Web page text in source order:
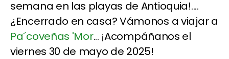
semana en las playas de Antioquia!....
¿Encerrado en casa? Vámonos a viajar a
Pa´coveñas 'Mor... ¡Acompáñanos el
viernes 30 de mayo de 2025!